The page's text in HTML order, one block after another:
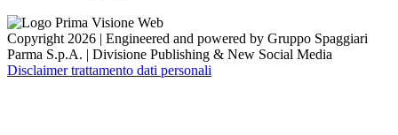
Copyright 2026 | Engineered and powered by Gruppo Spaggiari
Parma S.p.A. | Divisione Publishing & New Social Media
Disclaimer trattamento dati personali